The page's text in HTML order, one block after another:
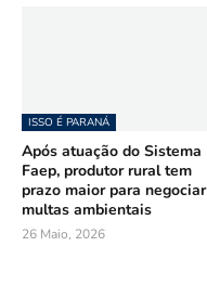
ISSO É PARANÁ
Após atuação do Sistema
Faep, produtor rural tem
prazo maior para negociar
multas ambientais
26 Maio, 2026